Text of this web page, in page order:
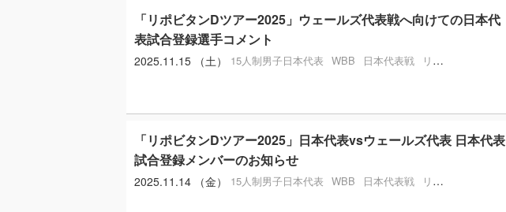
「リポビタンDツアー2025」ウェールズ代表戦へ向けての日本代
表試合登録選手コメント
2025.11.15 （土） 15人制男子日本代表 WBB 日本代表戦 リポビタンDツアー2025
「リポビタンDツアー2025」日本代表vsウェールズ代表 日本代表
試合登録メンバーのお知らせ
2025.11.14 （金） 15人制男子日本代表 WBB 日本代表戦 リポビタンDツアー2025